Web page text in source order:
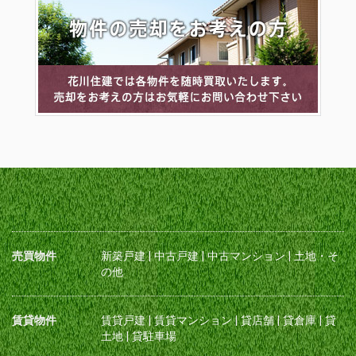
売買物件 新築戸建|中古戸建|中古マンション|土地・そ
の他
賃貸物件 賃貸戸建|賃貸マンション|貸店舗|貸倉庫|貸
土地|貸駐車場